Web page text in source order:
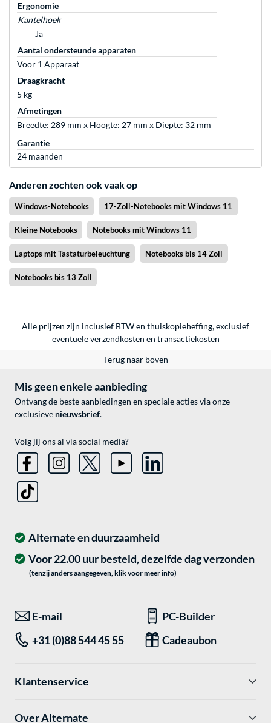
Ergonomie
Kantelhoek
Ja
Aantal ondersteunde apparaten
Voor 1 Apparaat
Draagkracht
5 kg
Afmetingen
Breedte: 289 mm x Hoogte: 27 mm x Diepte: 32 mm
Garantie
24 maanden
Anderen zochten ook vaak op
Windows-Notebooks 17-Zoll-Notebooks mit Windows 11
Kleine Notebooks Notebooks mit Windows 11
Laptops mit Tastaturbeleuchtung Notebooks bis 14 Zoll
Notebooks bis 13 Zoll
Alle prijzen zijn inclusief BTW en thuiskopieheffing, exclusief
eventueleverzendkosten en transactiekosten
Terug naar boven
Mis geen enkele aanbieding
Ontvang de beste aanbiedingen en speciale acties via onze
exclusieve nieuwsbrief.
Volg jij ons al via social media?
Alternate en duurzaamheid
Voor 22.00 uur besteld, dezelfde dag verzonden
(tenzij anders aangegeven, klik voor meer info)
E-mail
PC-Builder
+31 (0)88 544 45 55
Cadeaubon
Klantenservice
Over Alternate